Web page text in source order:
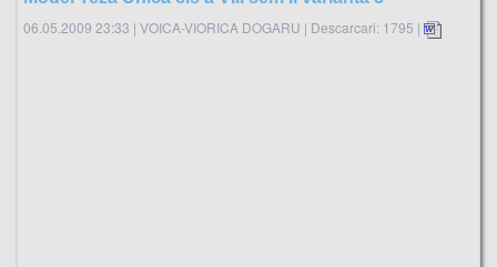
06.05.2009 23:33 | VOICA-VIORICA DOGARU | Descarcari: 1795 |